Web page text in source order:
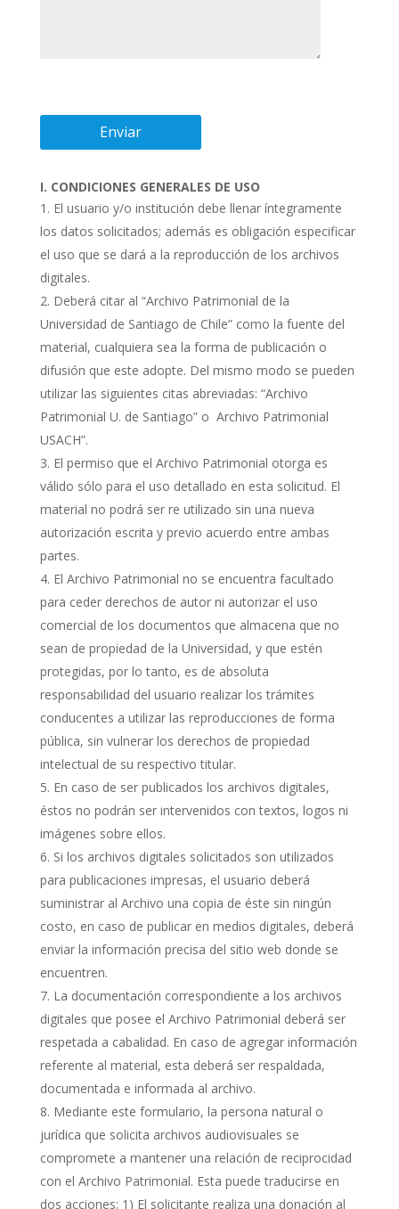
I. CONDICIONES GENERALES DE USO
El usuario y/o institución debe llenar íntegramente
los datos solicitados; además es obligación especificar
el uso que se dará a la reproducción de los archivos
digitales.
Deberá citar al “Archivo Patrimonial de la
Universidad de Santiago de Chile” como la fuente del
material, cualquiera sea la forma de publicación o
difusión que este adopte. Del mismo modo se pueden
utilizar las siguientes citas abreviadas: “Archivo
Patrimonial U. de Santiago” o Archivo Patrimonial
USACH”.
El permiso que el Archivo Patrimonial otorga es
válido sólo para el uso detallado en esta solicitud. El
material no podrá ser re utilizado sin una nueva
autorización escrita y previo acuerdo entre ambas
partes.
El Archivo Patrimonial no se encuentra facultado
para ceder derechos de autor ni autorizar el uso
comercial de los documentos que almacena que no
sean de propiedad de la Universidad, y que estén
protegidas, por lo tanto, es de absoluta
responsabilidad del usuario realizar los trámites
conducentes a utilizar las reproducciones de forma
pública, sin vulnerar los derechos de propiedad
intelectual de su respectivo titular.
En caso de ser publicados los archivos digitales,
éstos no podrán ser intervenidos con textos, logos ni
imágenes sobre ellos.
Si los archivos digitales solicitados son utilizados
para publicaciones impresas, el usuario deberá
suministrar al Archivo una copia de éste sin ningún
costo, en caso de publicar en medios digitales, deberá
enviar la información precisa del sitio web donde se
encuentren.
La documentación correspondiente a los archivos
digitales que posee el Archivo Patrimonial deberá ser
respetada a cabalidad. En caso de agregar información
referente al material, esta deberá ser respaldada,
documentada e informada al archivo.
Mediante este formulario, la persona natural o
jurídica que solicita archivos audiovisuales se
compromete a mantener una relación de reciprocidad
con el Archivo Patrimonial. Esta puede traducirse en
dos acciones: 1) El solicitante realiza una donación al